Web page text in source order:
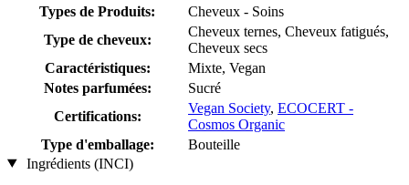
Types de Produits:
Cheveux - Soins
Type de cheveux:
Cheveux ternes, Cheveux fatigués,
Cheveux secs
Caractéristiques:
Mixte, Vegan
Notes parfumées:
Sucré
Certifications:
Vegan Society, ECOCERT -
Cosmos Organic
Type d'emballage:
Bouteille
Ingrédients (INCI)